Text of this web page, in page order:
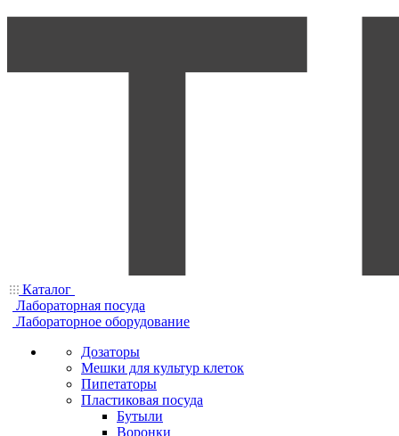
Каталог
Лабораторная посуда
Лабораторное оборудование
Дозаторы
Мешки для культур клеток
Пипетаторы
Пластиковая посуда
Бутыли
Воронки